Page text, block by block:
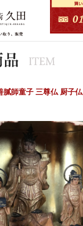
膩師童子 三尊仏 厨子仏